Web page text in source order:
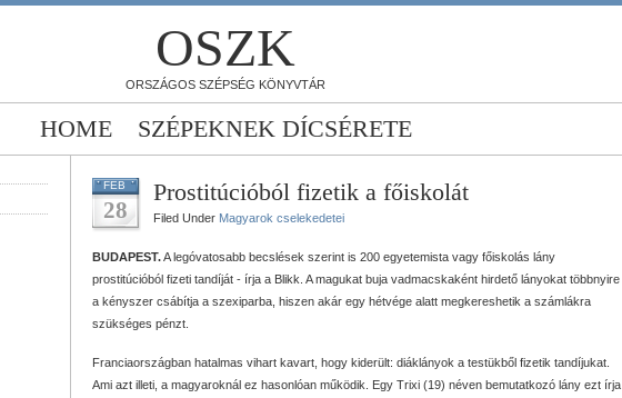
OSZK
ORSZÁGOS SZÉPSÉG KÖNYVTÁR
HOME SZÉPEKNEK DÍCSÉRETE
FEB
28
Prostitúcióból fizetik a főiskolát
Filed Under Magyarok cselekedetei
BUDAPEST.A legóvatosabb becslések szerint is 200 egyetemista vagy főiskolás lány
prostitúcióból fizeti tandíját - írja a Blikk. A magukat buja vadmacskaként hirdető lányokat többnyire
a kényszer csábítja a szexiparba, hiszen akár egy hétvége alatt megkereshetik a számlákra
szükséges pénzt.
Franciaországban hatalmas vihart kavart, hogy kiderült: diáklányok a testükből fizetik tandíjukat.
Ami azt illeti, a magyaroknál ez hasonlóan működik. Egy Trixi (19) néven bemutatkozó lány ezt írja